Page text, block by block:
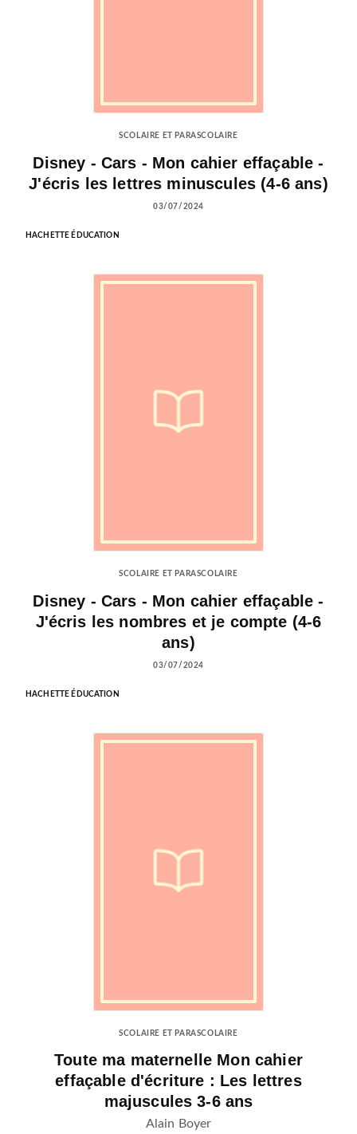
SCOLAIRE ET PARASCOLAIRE
Disney - Cars - Mon cahier effaçable -
J'écris les lettres minuscules (4-6 ans)
03/07/2024
HACHETTE ÉDUCATION
SCOLAIRE ET PARASCOLAIRE
Disney - Cars - Mon cahier effaçable -
J'écris les nombres et je compte (4-6
ans)
03/07/2024
HACHETTE ÉDUCATION
SCOLAIRE ET PARASCOLAIRE
Toute ma maternelle Mon cahier
effaçable d'écriture : Les lettres
majuscules 3-6 ans
Alain Boyer